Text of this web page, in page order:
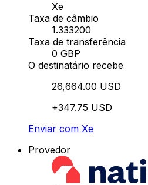
Xe
Taxa de câmbio
1.333200
Taxa de transferência
0 GBP
O destinatário recebe
26,664.00 USD
+347.75 USD
Enviar com Xe
Provedor